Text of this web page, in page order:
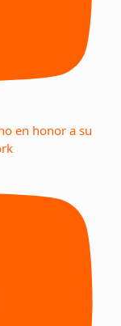
en honor a su